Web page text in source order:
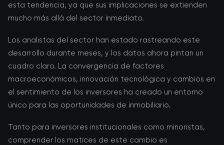
esta tendencia, ya que sus implicaciones se extienden
mucho más allá del sector inmediato.
Los analistas del sector han estado rastreando este
desarrollo durante meses, y los datos ahora pintan un
cuadro claro. La convergencia de factores
macroeconómicos, innovación tecnológica y cambios en
el sentimiento de los inversores ha creado un entorno
único para las oportunidades de inmobiliario.
Tanto para inversores institucionales como minoristas,
comprender los matices de este cambio es